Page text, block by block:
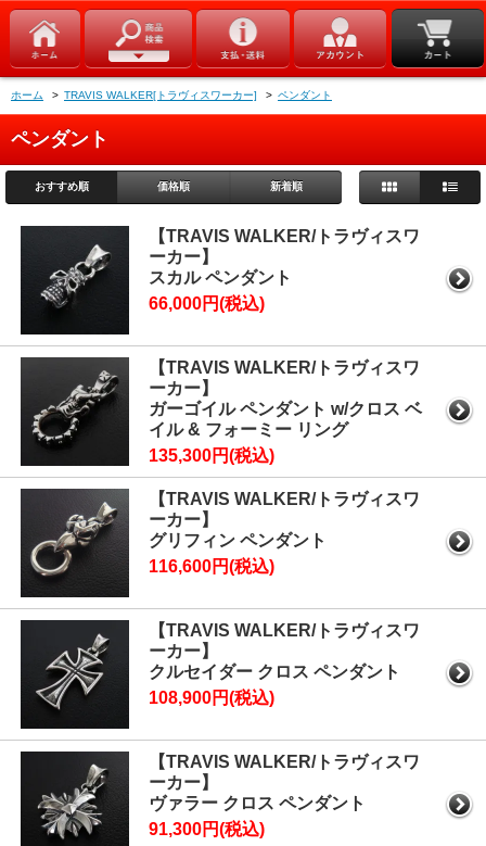
ホーム > TRAVIS WALKER[トラヴィスワーカー] > ペンダント
ペンダント
おすすめ順 価格順 新着順
【TRAVIS WALKER/トラヴィスワ
ーカー】
スカル ペンダント
66,000円(税込)
【TRAVIS WALKER/トラヴィスワ
ーカー】
ガーゴイル ペンダント w/クロス ベ
イル & フォーミー リング
135,300円(税込)
【TRAVIS WALKER/トラヴィスワ
ーカー】
グリフィン ペンダント
116,600円(税込)
【TRAVIS WALKER/トラヴィスワ
ーカー】
クルセイダー クロス ペンダント
108,900円(税込)
【TRAVIS WALKER/トラヴィスワ
ーカー】
ヴァラー クロス ペンダント
91,300円(税込)